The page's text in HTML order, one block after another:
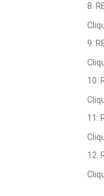
8.
9.
10.
11.
12.